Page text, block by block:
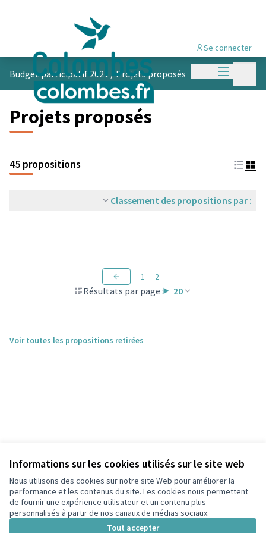
Informations sur les cookies utilisés sur le site web
Nous utilisons des cookies sur notre site Web pour améliorer la
performance et les contenus du site. Les cookies nous permettent
de fournir une expérience utilisateur et un contenu plus
personnalisés à partir de nos canaux de médias sociaux.
Tout accepter
Menu
Se connecter
Budget participatif 2021 /Projets proposés
Projets proposés
45 propositions
Classement des propositions par :
Résultats par page : 20
1 2
Voir toutes les propositions retirées
Conditions d'utilisation